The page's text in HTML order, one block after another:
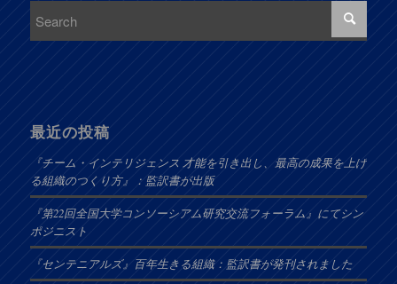
最近の投稿
『チーム・インテリジェンス 才能を引き出し、最高の成果を上げ
る組織のつくり方』：監訳書が出版
『第22回全国大学コンソーシアム研究交流フォーラム』にてシン
ポジニスト
『センテニアルズ』百年生きる組織：監訳書が発刊されました